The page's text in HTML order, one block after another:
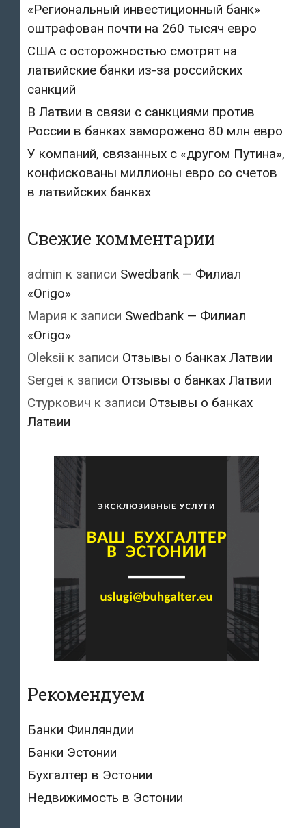
«Региональный инвестиционный банк»
оштрафован почти на 260 тысяч евро
США с осторожностью смотрят на
латвийские банки из-за российских
санкций
В Латвии в связи с санкциями против
России в банках заморожено 80 млн евро
У компаний, связанных с «другом Путина»,
конфискованы миллионы евро со счетов
в латвийских банках
Свежие комментарии
admin к записи Swedbank — Филиал
«Origo»
Мария к записи Swedbank — Филиал
«Origo»
Oleksii к записи Отзывы о банках Латвии
Sergei к записи Отзывы о банках Латвии
Стуркович к записи Отзывы о банках
Латвии
Рекомендуем
Банки Финляндии
Банки Эстонии
Бухгалтер в Эстонии
Недвижимость в Эстонии